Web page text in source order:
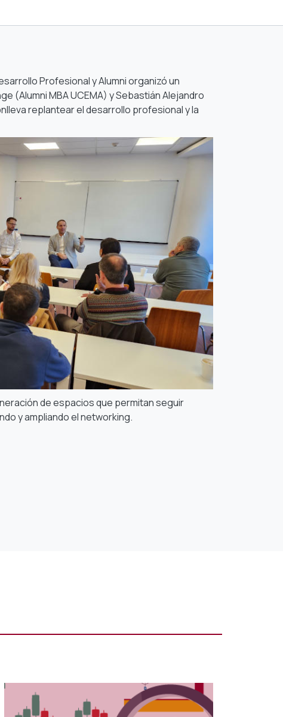
Profesional y Alumni organizó un
(Alumni MBA UCEMA) y Sebastián Alejandro
replantear el desarrollo profesional y la
de espacios que permitan seguir
y ampliando el networking.